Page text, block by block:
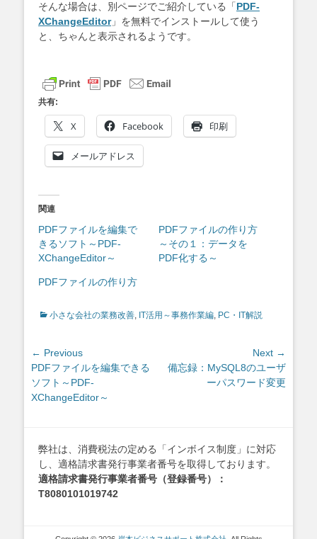
そんな場合は、別ページでご紹介している「PDF-
XChangeEditor」を無料でインストールして使う
と、ちゃんと表示されるようです。
共有:
X Facebook 印刷
メールアドレス
関連
PDFファイルを編集で
きるソフト～PDF-
XChangeEditor～
PDFファイルの作り方
～その１：データを
PDF化する～
PDFファイルの作り方
Categories
小さな会社の業務改善, IT活用～事務作業編, PC・IT解説
投
稿
ナ
ビ
シ
ョ
ン
← Previous
Previous
post:
PDFファイルを編集できる
ソフト～PDF-
XChangeEditor～
Next →
Next
備忘録：MySQL8のユーザ
ーパスワード変更
弊社は、消費税法の定める「インボイス制度」に対応
し、適格請求書発行事業者番号を取得しております。
適格請求書発行事業者番号（登録番号）：
T8080101019742